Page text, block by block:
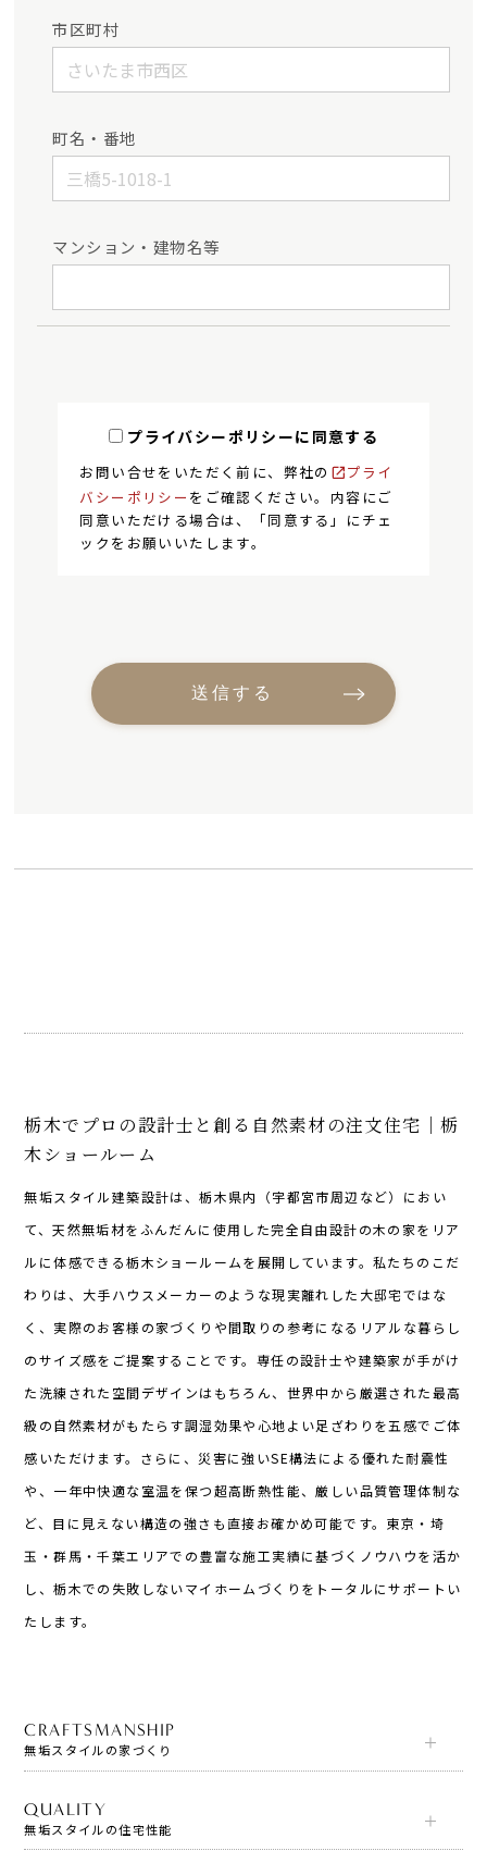
市区町村
町名・番地
マンション・建物名等
プライバシーポリシーに同意する
お問い合せをいただく前に、弊社の
プライ
バシーポリシー をご確認ください。内容にご
同意いただける場合は、「同意する」にチェ
ックをお願いいたします。
栃木でプロの設計士と創る自然素材の注文住宅｜栃
木ショールーム
無垢スタイル建築設計は、栃木県内（宇都宮市周辺など）におい
て、天然無垢材をふんだんに使用した完全自由設計の木の家をリア
ルに体感できる栃木ショールームを展開しています。私たちのこだ
わりは、大手ハウスメーカーのような現実離れした大邸宅ではな
く、実際のお客様の家づくりや間取りの参考になるリアルな暮らし
のサイズ感をご提案することです。専任の設計士や建築家が手がけ
た洗練された空間デザインはもちろん、世界中から厳選された最高
級の自然素材がもたらす調湿効果や心地よい足ざわりを五感でご体
感いただけます。さらに、災害に強いSE構法による優れた耐震性
や、一年中快適な室温を保つ超高断熱性能、厳しい品質管理体制な
ど、目に見えない構造の強さも直接お確かめ可能です。東京・埼
玉・群馬・千葉エリアでの豊富な施工実績に基づくノウハウを活か
し、栃木での失敗しないマイホームづくりをトータルにサポートい
たします。
CRAFTSMANSHIP
無垢スタイルの家づくり
QUALITY
無垢スタイルの住宅性能